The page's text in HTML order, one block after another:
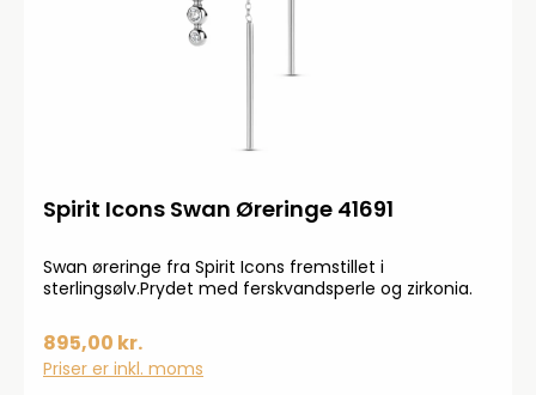
Spirit Icons Swan Øreringe 41691
Swan øreringe fra Spirit Icons fremstillet i
sterlingsølv.Prydet med ferskvandsperle og zirkonia.
895,00 kr.
Priser er inkl. moms